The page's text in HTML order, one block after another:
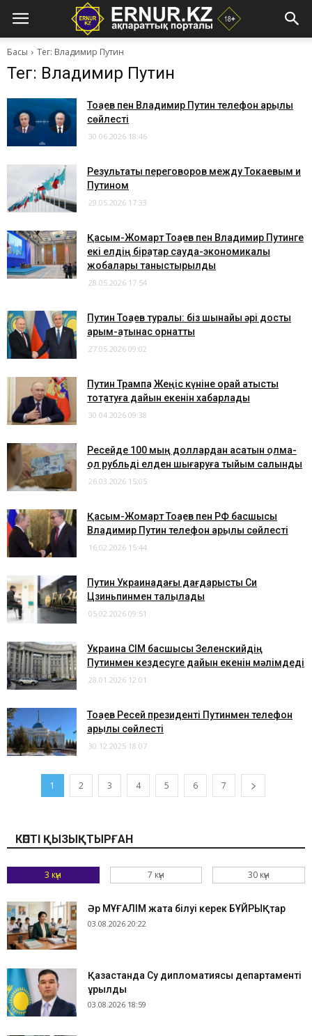
Басы Тег: Владимир Путин
Тег: Владимир Путин
Тоқаев пен Владимир Путин телефон арқылы
сөйлесті
30.06.2026 18:46
Результаты переговоров между Токаевым и
Путином
29.05.2026 17:33
Қасым-Жомарт Тоқаев пен Владимир Путинге
екі елдің бірқатар сауда-экономикалық
жобалары таныстырылды
28.05.2026 17:54
Путин Тоқаев туралы: біз шынайы әрі достық
қарым-қатынас орнаттық
27.05.2026 09:02
Путин Трампқа Жеңіс күніне орай атысты
тоқтатуға дайын екенін хабарлады
30.04.2026 09:38
Ресейде 100 мың доллардан асатын қолма-
қол рубльді елден шығаруға тыйым салынды
26.03.2026 15:05
Қасым-Жомарт Тоқаев пен РФ басшысы
Владимир Путин телефон арқылы сөйлесті
16.02.2026 15:44
Путин Украинадағы дағдарысты Си
Цзиньпинмен талқылады
05.02.2026 09:51
Украина СІМ басшысы Зеленскийдің
Путинмен кездесуге дайын екенін мәлімдеді
28.01.2026 12:01
Тоқаев Ресей президенті Путинмен телефон
арқылы сөйлесті
30.12.2025 18:07
1 2 3 4 5 6 7
КӨПТІ ҚЫЗЫҚТЫРҒАН
3 күн 7 күн 30 күн
Әр МҰҒАЛІМ жатқа білуі керек БҰЙРЫҚтар
03.08.2026 20:22
Қазақстанда Су дипломатиясы департаменті
құрылды
03.08.2026 18:59